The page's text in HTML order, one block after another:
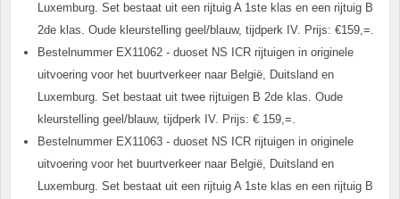
Luxemburg. Set bestaat uit een rijtuig A 1ste klas en een rijtuig B
2de klas. Oude kleurstelling geel/blauw, tijdperk IV. Prijs: €159,=.
Bestelnummer EX11062 - duoset NS ICR rijtuigen in originele
uitvoering voor het buurtverkeer naar België, Duitsland en
Luxemburg. Set bestaat uit twee rijtuigen B 2de klas. Oude
kleurstelling geel/blauw, tijdperk IV. Prijs: € 159,=.
Bestelnummer EX11063 - duoset NS ICR rijtuigen in originele
uitvoering voor het buurtverkeer naar België, Duitsland en
Luxemburg. Set bestaat uit een rijtuig A 1ste klas en een rijtuig B